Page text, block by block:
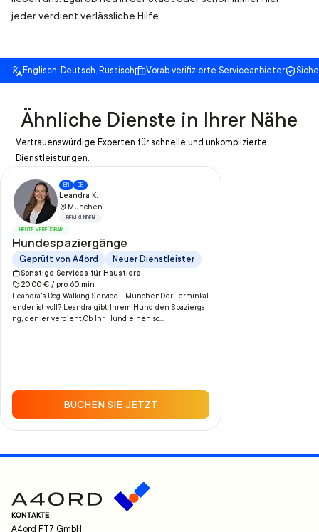
jeder verdient verlässliche Hilfe.
Englisch, Deutsch, Russisch Vorab verifizierte Serviceanbieter
Ähnliche Dienste in Ihrer Nähe
Vertrauenswürdige Experten für schnelle und unkomplizierte
Dienstleistungen.
EN DE
Leandra K.
München
BEIM KUNDEN
HEUTE VERFÜGBAR
Hundespaziergänge
Geprüft von A4ord Neuer Dienstleister
Sonstige Services für Haustiere
20.00 € / pro 60 min
Leandra's Dog Walking Service - MünchenDer Terminkal
ender ist voll? Leandra gibt Ihrem Hund den Spazierga
ng, den er verdient.Ob Ihr Hund einen sc...
BUCHEN SIE JETZT
KONTAKTE
A4ord FT7 GmbH